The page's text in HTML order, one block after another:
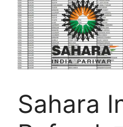
Sahara